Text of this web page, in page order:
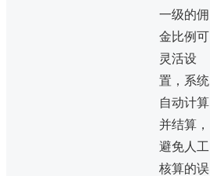
一级的佣
金比例可
灵活设
置，系统
自动计算
并结算，
避免人工
核算的误